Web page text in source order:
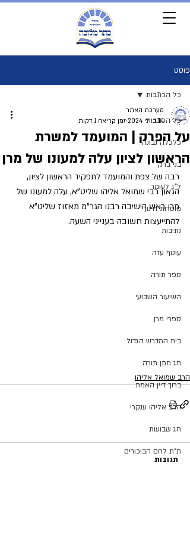
פוסט
כל הכתבות
כלכלה נבונה
בני ברק
ל"ג לעומר
מוסדות חינוך
נתיבות
עוטף עזה
ספר תורה
השיעור השבועי
ספרי מרן
בית המדרש הגדול
חג מתן תורה
ברוך דיין האמת
הרב אליהו ענקרי
חג שבועות
ת"ת לחם הביכורים
כל הכתבות
על הפרק | המועמד למשרת
הראשון לציון עלה למעונו של מרן
מערכת האתר
14 ביולי 2024
זמן קריאה 1 דקות
רבה של צפת והמועמד לתפקיד הראשון לציון,
הגאון רבי שמואל אליהו שליט"א, עלה למעונו של
מרן ראש הישיבה רבנו הגר"מ מאזוז שליט"א
להתייעצות חשובה בענייני השעה.
הרב שמואל אליהו
תגובות